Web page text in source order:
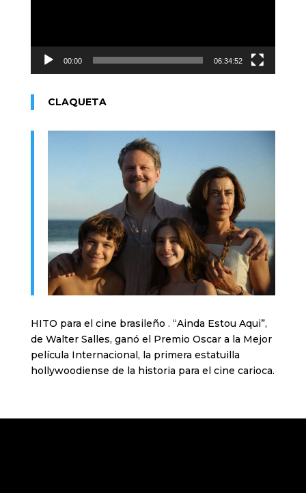
00:00 06:34:52
CLAQUETA
HITO para el cine brasileño . “Ainda Estou Aqui”,
de Walter Salles, ganó el Premio Oscar a la Mejor
película Internacional, la primera estatuilla
hollywoodiense de la historia para el cine carioca.